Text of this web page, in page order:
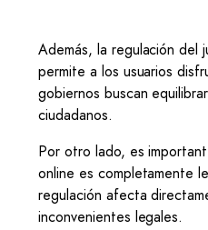
Además, la regulación del
permite a los usuarios
gobiernos buscan
ciudadanos.
Por otro lado, es
online es completamente
regulación afecta
inconvenientes legales.